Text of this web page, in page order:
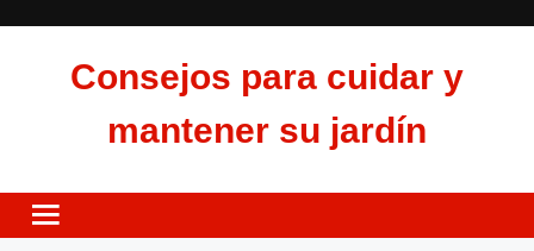
Consejos para cuidar y
mantener su jardín